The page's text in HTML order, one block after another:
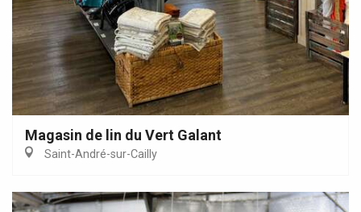
Magasin de lin du Vert Galant
Saint-André-sur-Cailly